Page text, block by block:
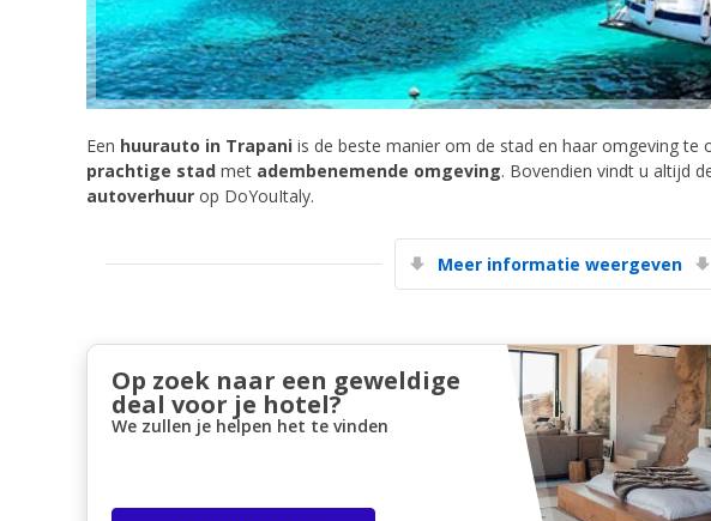
Een huurauto in Trapani is de beste manier om de stad en haar omgeving te
prachtige stad met adembenemende omgeving. Bovendien vindt u altijd
autoverhuur op DoYouItaly.
Meer informatie weergeven
Op zoek naar een geweldige
deal voor je hotel?
We zullen je helpen het te vinden